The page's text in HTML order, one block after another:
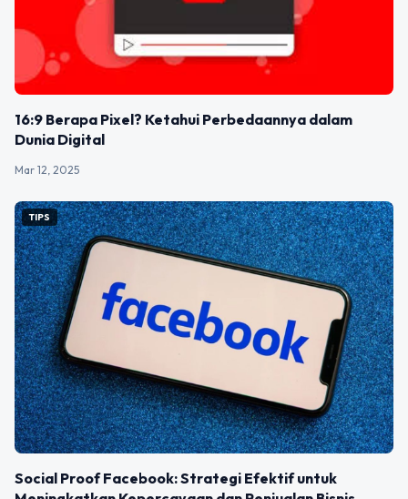
16:9 Berapa Pixel? Ketahui Perbedaannya dalam
Dunia Digital
Mar 12, 2025
TIPS
Social Proof Facebook: Strategi Efektif untuk